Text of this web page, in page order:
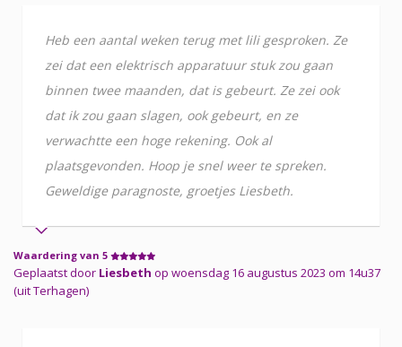
Heb een aantal weken terug met lili gesproken. Ze
zei dat een elektrisch apparatuur stuk zou gaan
binnen twee maanden, dat is gebeurt. Ze zei ook
dat ik zou gaan slagen, ook gebeurt, en ze
verwachtte een hoge rekening. Ook al
plaatsgevonden. Hoop je snel weer te spreken.
Geweldige paragnoste, groetjes Liesbeth.
Waardering van 5
Geplaatst door Liesbeth op woensdag 16 augustus 2023 om 14u37
(uit Terhagen)